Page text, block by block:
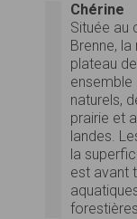
Chérine
Située au
Brenne,
plateau
ensemble
naturels,
prairie et
landes.
la
est avant